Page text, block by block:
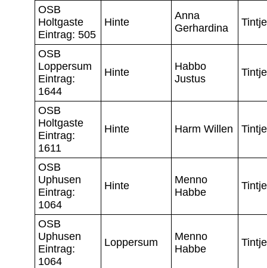
OSB
Holtgaste
Eintrag: 505
Hinte
Anna
Gerhardina
OSB
Loppersum
Eintrag:
1644
Hinte
Habbo
Justus
OSB
Holtgaste
Eintrag:
1611
Hinte Harm Willen
OSB
Uphusen
Eintrag:
1064
Hinte
Menno
Habbe
OSB
Uphusen
Eintrag:
1064
Loppersum
Menno
Habbe